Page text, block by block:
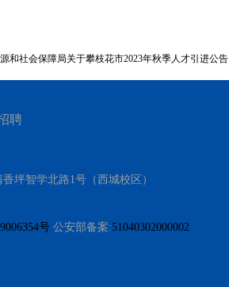
社会保障局关于攀枝花市2023年秋季人才引进公告
聘
坪智学北路1号（西城校区）
号公安部备案:51040302000002